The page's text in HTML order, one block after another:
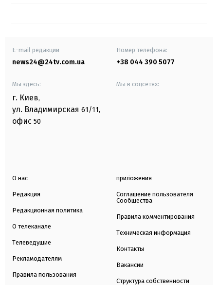
E-mail редакции
news24@24tv.com.ua
Номер телефона:
+38 044 390 5077
Мы здесь:
г. Киев,
ул. Владимирская 61/11,
офис 50
Мы в соцсетях:
О нас
Редакция
Редакционная политика
О телеканале
Телеведущие
Рекламодателям
Правила пользования
приложения
Соглашение пользователя
Сообщества
Правила комментирования
Техническая информация
Контакты
Вакансии
Структура собственности